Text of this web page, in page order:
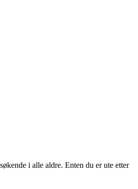
i alle aldre. Enten du er ute etter